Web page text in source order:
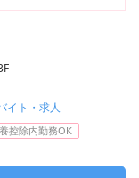
イト・求人
控除内勤務OK